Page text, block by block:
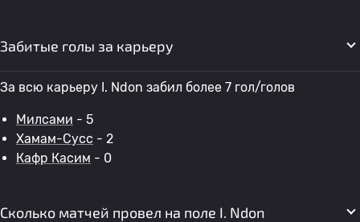
Забитые голы за карьеру
За всю карьеру I. Ndon забил более 7 гол/голов
Милсами - 5
Хамам-Сусс - 2
Кафр Касим - 0
Сколько матчей провел на поле I. Ndon